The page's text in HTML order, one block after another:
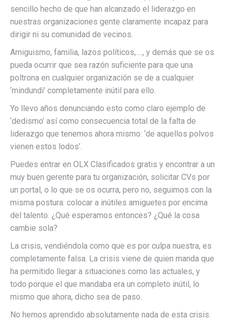
sencillo hecho de que han alcanzado el liderazgo en
nuestras organizaciones gente claramente incapaz para
dirigir ni su comunidad de vecinos.
Amiguismo, familia, lazos políticos,…., y demás que se os
pueda ocurrir que sea razón suficiente para que una
poltrona en cualquier organización se de a cualquier
‘mindundi’ completamente inútil para ello.
Yo llevo años denunciando esto como claro ejemplo de
‘dedismo’ así como consecuencia total de la falta de
liderazgo que tenemos ahora mismo: ‘de aquellos polvos
vienen estos lodos’.
Puedes entrar en OLX Clasificados gratis y encontrar a un
muy buen gerente para tu organización, solicitar CVs por
un portal, o lo que se os ocurra, pero no, seguimos con la
misma postura: colocar a inútiles amiguetes por encima
del talento. ¿Qué esperamos entonces? ¿Qué la cosa
cambie sola?
La crisis, vendiéndola como que es por culpa nuestra, es
completamente falsa. La crisis viene de quien manda que
ha permitido llegar a situaciones como las actuales, y
todo porque el que mandaba era un completo inútil, lo
mismo que ahora, dicho sea de paso.
No hemos aprendido absolutamente nada de esta crisis.